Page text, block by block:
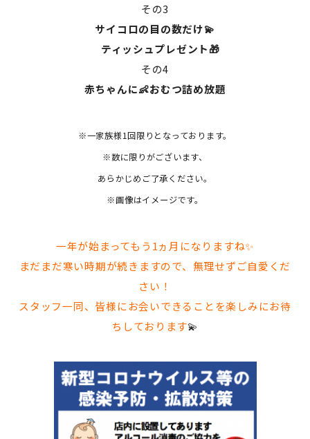
その3
サイコロの目の数だけ💫
ティッシュプレゼント🎁
その4
赤ちゃんに👶おむつ詰め放題
※一家族様1回限りとなっております。
※数に限りがございます、
あらかじめご了承ください。
※画像はイメージです。
一年が始まってもう1ヵ月になりますね✨
まだまだ寒い時期が続きますので、無理せずご自愛くだ
さい！
スタッフ一同、皆様にお会いできることを楽しみにお待
ちしております💫